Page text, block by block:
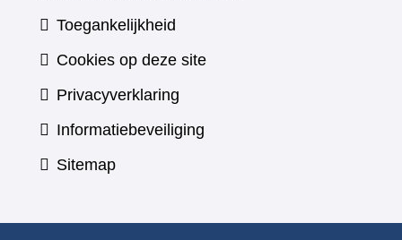
Toegankelijkheid
Cookies op deze site
Privacyverklaring
Informatiebeveiliging
Sitemap